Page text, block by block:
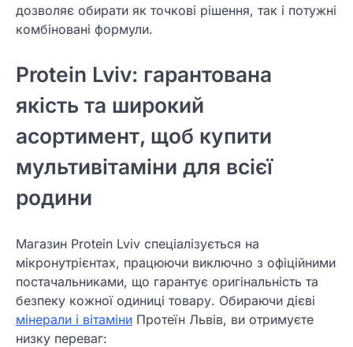
дозволяє обирати як точкові рішення, так і потужні
комбіновані формули.
Protein Lviv: гарантована
якість та широкий
асортимент, щоб купити
мультивітаміни для всієї
родини
Магазин Protein Lviv спеціалізується на
мікронутрієнтах, працюючи виключно з офіційними
постачальниками, що гарантує оригінальність та
безпеку кожної одиниці товару. Обираючи дієві
мінерали і вітаміни Протеїн Львів, ви отримуєте
низку переваг: